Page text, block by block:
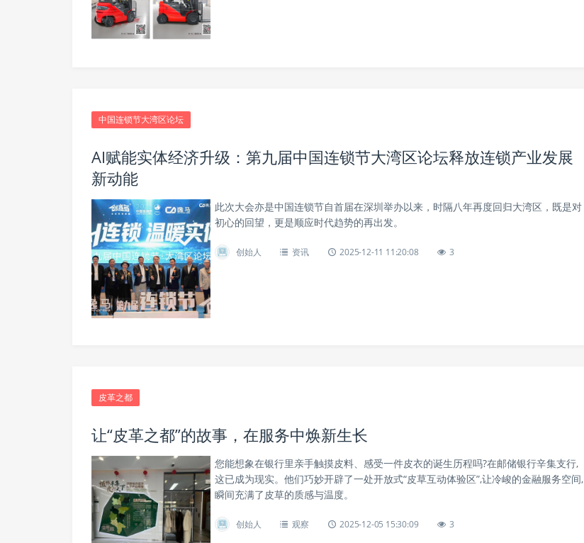
中国连锁节大湾区论坛
AI赋能实体经济升级：第九届中国连锁节大湾区论坛释放连锁产业发展
新动能
此次大会亦是中国连锁节自首届在深圳举办以来，时隔八年再度回归大湾区，既是对
初心的回望，更是顺应时代趋势的再出发。
创始人 资讯 2025-12-11 11:20:08 3
皮革之都
让“皮革之都”的故事，在服务中焕新生长
您能想象在银行里亲手触摸皮料、感受一件皮衣的诞生历程吗?在邮储银行辛集支行,
这已成为现实。他们巧妙开辟了一处开放式“皮草互动体验区”,让冷峻的金融服务空间,
瞬间充满了皮草的质感与温度。
创始人 观察 2025-12-05 15:30:09 3